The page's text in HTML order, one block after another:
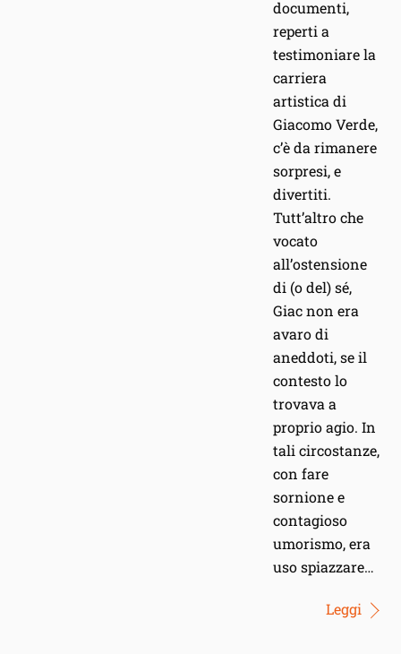
documenti,
reperti a
testimoniare la
carriera
artistica di
Giacomo Verde,
c’è da rimanere
sorpresi, e
divertiti.
Tutt’altro che
vocato
all’ostensione
di (o del) sé,
Giac non era
avaro di
aneddoti, se il
contesto lo
trovava a
proprio agio. In
tali circostanze,
con fare
sornione e
contagioso
umorismo, era
uso spiazzare…
Leggi